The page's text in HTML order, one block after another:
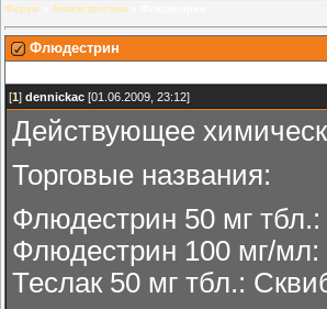
Форум Антиэстрогены
Флюдестрин
[1] dennickac [01.06.2009, 23:12]
Действующее
Торговые названия:
Флюдестрин 50 мг
Флюдестрин 100 мг/мл:
Теслак 50 мг тбл.: